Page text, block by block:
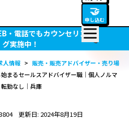
🤝
申し込む
・電話でもカウンセリン
グ実施中！
人情報 > 販売・販売アドバイザー・売り場
まるセールスアドバイザー職｜個人ノルマ
勤なし｜兵庫
更新日: 2024年8月19日